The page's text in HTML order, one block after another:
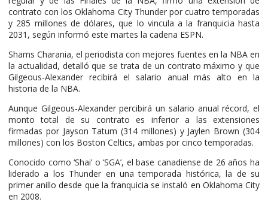
contrato con los Oklahoma City Thunder por cuatro temporadas
y 285 millones de dólares, que lo vincula a la franquicia hasta
2031, según informó este martes la cadena ESPN.
Shams Charania, el periodista con mejores fuentes en la NBA en
la actualidad, detalló que se trata de un contrato máximo y que
Gilgeous-Alexander recibirá el salario anual más alto en la
historia de la NBA.
Aunque Gilgeous-Alexander percibirá un salario anual récord, el
monto total de su contrato es inferior a las extensiones
firmadas por Jayson Tatum (314 millones) y Jaylen Brown (304
millones) con los Boston Celtics, ambas por cinco temporadas.
Conocido como ‘Shai’ o ‘SGA’, el base canadiense de 26 años ha
liderado a los Thunder en una temporada histórica, la de su
primer anillo desde que la franquicia se instaló en Oklahoma City
en 2008.